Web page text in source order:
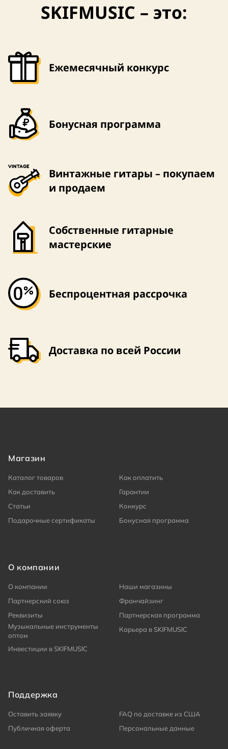
SKIFMUSIC – это:
Ежемесячный конкурс
Бонусная программа
Винтажные гитары – покупаем
и продаем
Собственные гитарные
мастерские
Беспроцентная рассрочка
Доставка по всей России
Магазин
Каталог товаров
Как оплатить
Как доставить
Гарантии
Статьи
Конкурс
Подарочные сертификаты
Бонусная программа
О компании
О компании
Наши магазины
Партнерский союз
Франчайзинг
Реквизиты
Партнерская программа
Музыкальные инструменты
оптом
Карьера в SKIFMUSIC
Инвестиции в SKIFMUSIC
Поддержка
Оставить заявку
FAQ по доставке из США
Публичная оферта
Персональные данные